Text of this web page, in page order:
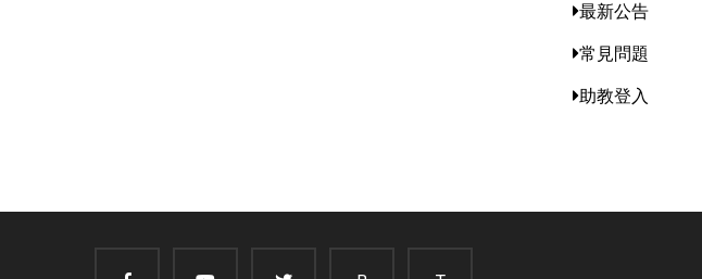
最新公告
常見問題
助教登入